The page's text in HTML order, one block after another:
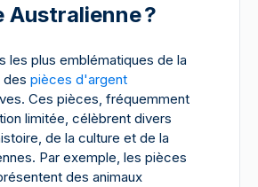
Australienne ?
les plus emblématiques de la
des pièces d'argent
Ces pièces, fréquemment
limitée, célèbrent divers
de la culture et de la
Par exemple, les pièces
des animaux